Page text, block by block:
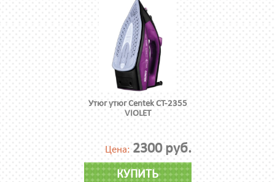
Утюг утюг Centek CT-2355
VIOLET
Цена: 2300 руб.
КУПИТЬ